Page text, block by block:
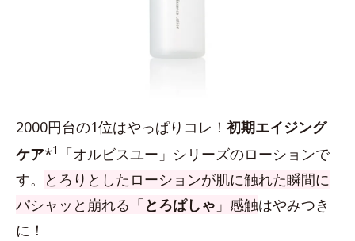
2000円台の1位はやっぱりコレ！ 初期エイジング
ケア*1
「オルビスユー」シリーズのローションで
す。
とろりとしたローションが肌に触れた瞬間に
パシャッと崩れる「とろぱしゃ 」感触はやみつき
に！